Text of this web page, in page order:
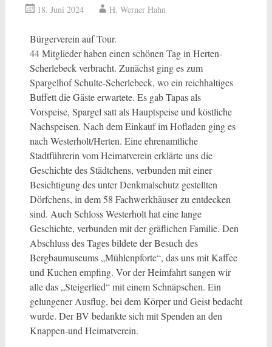
18. Juni 2024 H. Werner Hahn
Bürgerverein auf Tour.
44 Mitglieder haben einen schönen Tag in Herten-
Scherlebeck verbracht. Zunächst ging es zum
Spargelhof Schulte-Scherlebeck, wo ein reichhaltiges
Buffett die Gäste erwartete. Es gab Tapas als
Vorspeise, Spargel satt als Hauptspeise und köstliche
Nachspeisen. Nach dem Einkauf im Hofladen ging es
nach Westerholt/Herten. Eine ehrenamtliche
Stadtführerin vom Heimatverein erklärte uns die
Geschichte des Städtchens, verbunden mit einer
Besichtigung des unter Denkmalschutz gestellten
Dörfchens, in dem 58 Fachwerkhäuser zu entdecken
sind. Auch Schloss Westerholt hat eine lange
Geschichte, verbunden mit der gräflichen Familie. Den
Abschluss des Tages bildete der Besuch des
Bergbaumuseums „Mühlenpforte“, das uns mit Kaffee
und Kuchen empfing. Vor der Heimfahrt sangen wir
alle das „Steigerlied“ mit einem Schnäpschen. Ein
gelungener Ausflug, bei dem Körper und Geist bedacht
wurde. Der BV bedankte sich mit Spenden an den
Knappen-und Heimatverein.